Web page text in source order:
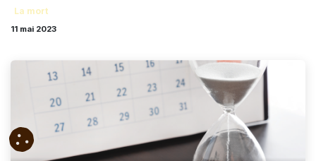
La mort
11 mai 2023